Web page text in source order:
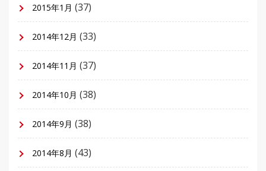
2015年1月 (37)
2014年12月 (33)
2014年11月 (37)
2014年10月 (38)
2014年9月 (38)
2014年8月 (43)